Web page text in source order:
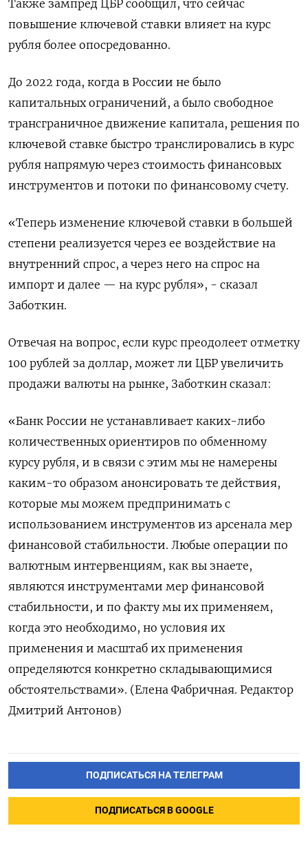
Также зампред ЦБР сообщил, что сейчас
повышение ключевой ставки влияет на курс
рубля более опосредованно.
До 2022 года, когда в России не было
капитальных ограничений, а было свободное
трансграничное движение капитала, решения по
ключевой ставке быстро транслировались в курс
рубля напрямую через стоимость финансовых
инструментов и потоки по финансовому счету.
«Теперь изменение ключевой ставки в большей
степени реализуется через ее воздействие на
внутренний спрос, а через него на спрос на
импорт и далее — на курс рубля», - сказал
Заботкин.
Отвечая на вопрос, если курс преодолеет отметку
100 рублей за доллар, может ли ЦБР увеличить
продажи валюты на рынке, Заботкин сказал:
«Банк России не устанавливает каких-либо
количественных ориентиров по обменному
курсу рубля, и в связи с этим мы не намерены
каким-то образом анонсировать те действия,
которые мы можем предпринимать с
использованием инструментов из арсенала мер
финансовой стабильности. Любые операции по
валютным интервенциям, как вы знаете,
являются инструментами мер финансовой
стабильности, и по факту мы их применяем,
когда это необходимо, но условия их
применения и масштаб их применения
определяются конкретно складывающимися
обстоятельствами». (Елена Фабричная. Редактор
Дмитрий Антонов)
ПОДПИСАТЬСЯ НА ТЕЛЕГРАМ
ПОДПИСАТЬСЯ В GOOGLE